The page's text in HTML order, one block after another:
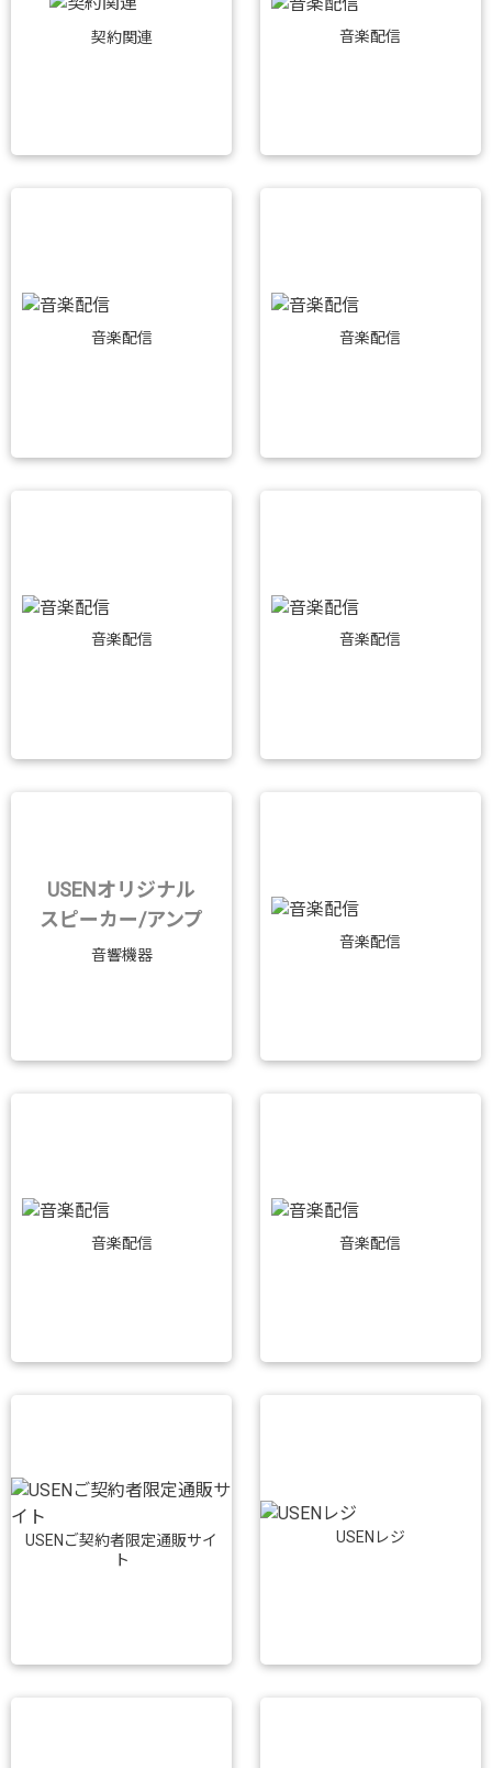
契約関連 音楽配信
音楽配信 音楽配信
音楽配信 音楽配信
USENオリジナル
スピーカー/アンプ
音響機器
音楽配信
音楽配信 音楽配信
USENご契約者限定通販サイ
ト
USENレジ